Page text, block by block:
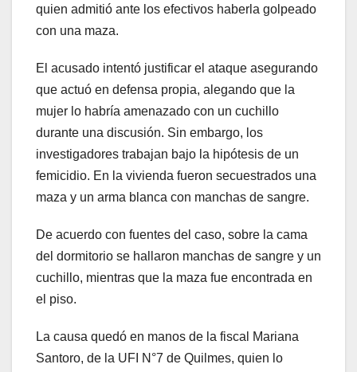
quien admitió ante los efectivos haberla golpeado
con una maza.
El acusado intentó justificar el ataque asegurando
que actuó en defensa propia, alegando que la
mujer lo habría amenazado con un cuchillo
durante una discusión. Sin embargo, los
investigadores trabajan bajo la hipótesis de un
femicidio. En la vivienda fueron secuestrados una
maza y un arma blanca con manchas de sangre.
De acuerdo con fuentes del caso, sobre la cama
del dormitorio se hallaron manchas de sangre y un
cuchillo, mientras que la maza fue encontrada en
el piso.
La causa quedó en manos de la fiscal Mariana
Santoro, de la UFI N°7 de Quilmes, quien lo